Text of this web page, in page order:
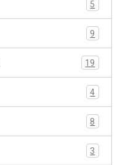
5
9
19
4
8
3